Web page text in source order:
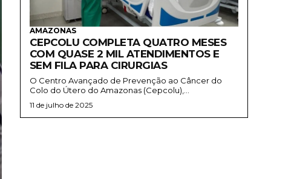
AMAZONAS
CEPCOLU COMPLETA QUATRO MESES
COM QUASE 2 MIL ATENDIMENTOS E
SEM FILA PARA CIRURGIAS
O Centro Avançado de Prevenção ao Câncer do
Colo do Útero do Amazonas (Cepcolu),...
11 de julho de 2025